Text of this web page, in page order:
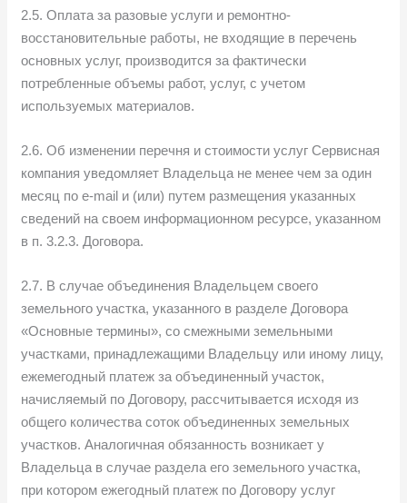
2.5. Оплата за разовые услуги и ремонтно-
восстановительные работы, не входящие в перечень
основных услуг, производится за фактически
потребленные объемы работ, услуг, с учетом
используемых материалов.
2.6. Об изменении перечня и стоимости услуг Сервисная
компания уведомляет Владельца не менее чем за один
месяц по e-mail и (или) путем размещения указанных
сведений на своем информационном ресурсе, указанном
в п. 3.2.3. Договора.
2.7. В случае объединения Владельцем своего
земельного участка, указанного в разделе Договора
«Основные термины», со смежными земельными
участками, принадлежащими Владельцу или иному лицу,
ежемегодный платеж за объединенный участок,
начисляемый по Договору, рассчитывается исходя из
общего количества соток объединенных земельных
участков. Аналогичная обязанность возникает у
Владельца в случае раздела его земельного участка,
при котором ежегодный платеж по Договору услуг